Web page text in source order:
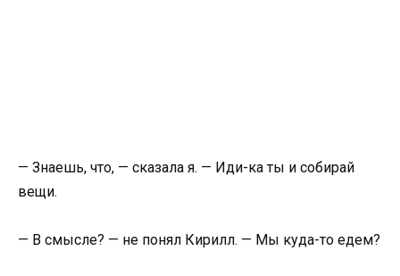
— Знаешь, что, — сказала я. — Иди-ка ты и собирай
вещи.
— В смысле? — не понял Кирилл. — Мы куда-то едем?